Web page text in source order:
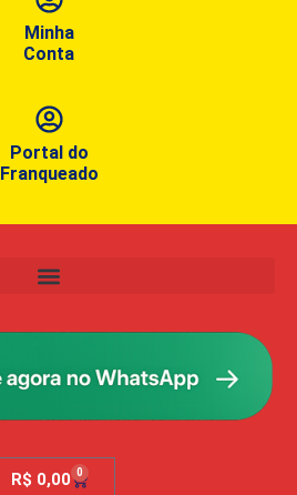
Minha
Conta
Portal do
Franqueado
R$ 0,00 0